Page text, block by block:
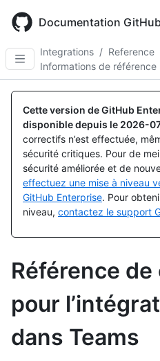
main
content
Documentation
Integrations / Reference
Informations de référence
Cette version de GitHub
disponible depuis le 2026-
correctifs n’est effectuée,
sécurité critiques. Pour de
sécurité améliorée et de
effectuez une mise à niveau
GitHub Enterprise. Pour
niveau, contactez le support
Référence
pour
dans Teams